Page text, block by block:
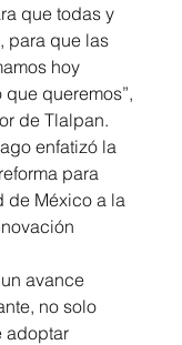
que todas y
para que las
hoy
queremos”,
de Tlalpan.
enfatizó la
para
de México a la
avance
no solo
adoptar